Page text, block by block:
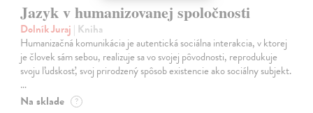
Jazyk v humanizovanej spoločnosti
Dolník Juraj | Kniha
Humanizačná komunikácia je autentická sociálna interakcia, v ktorej
je človek sám sebou, realizuje sa vo svojej pôvodnosti, reprodukuje
svoju ľudskosť, svoj prirodzený spôsob existencie ako sociálny subjekt.
…
Na sklade ?